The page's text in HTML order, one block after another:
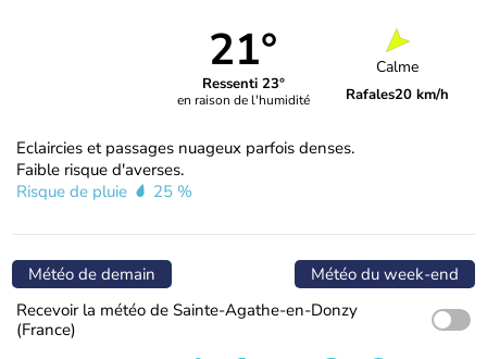
21°
Ressenti 23°
en raison de l'humidité
Calme
Rafales20 km/h
Eclaircies et passages nuageux parfois denses.
Faible risque d'averses.
Risque de pluie
25 %
Météo de demain
Météo du week-end
Recevoir la météo de Sainte-Agathe-en-Donzy
(France)